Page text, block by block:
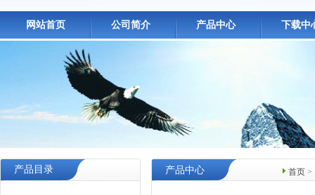
网站首页 公司简介 产品中心 下载中
产品目录 首页 >
产品中心